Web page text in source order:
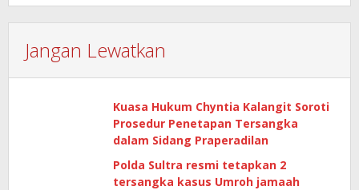
Jangan Lewatkan
Kuasa Hukum Chyntia Kalangit Soroti
Prosedur Penetapan Tersangka
dalam Sidang Praperadilan
Polda Sultra resmi tetapkan 2
tersangka kasus Umroh jamaah